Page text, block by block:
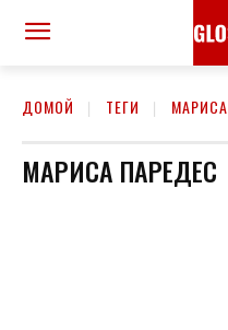
ДОМОЙ ТЕГИ
МАРИСА ПАРЕДЕС